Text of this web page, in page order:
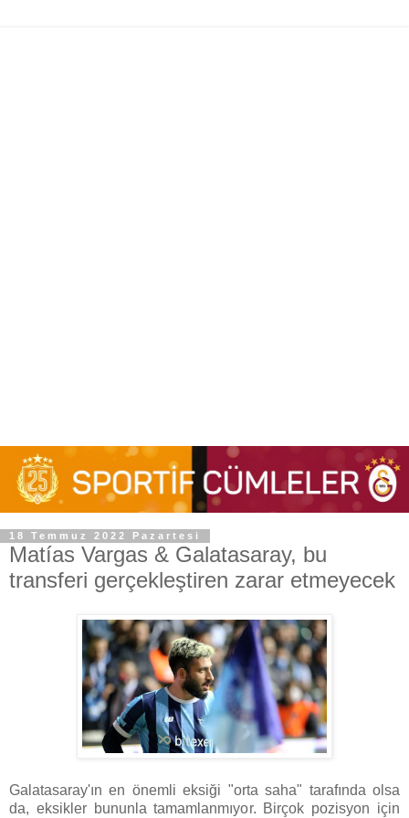
18 Temmuz 2022 Pazartesi
Matías Vargas & Galatasaray, bu
transferi gerçekleştiren zarar etmeyecek
Galatasaray'ın en önemli eksiği "orta saha" tarafında olsa
da, eksikler bununla tamamlanmıyor. Birçok pozisyon için